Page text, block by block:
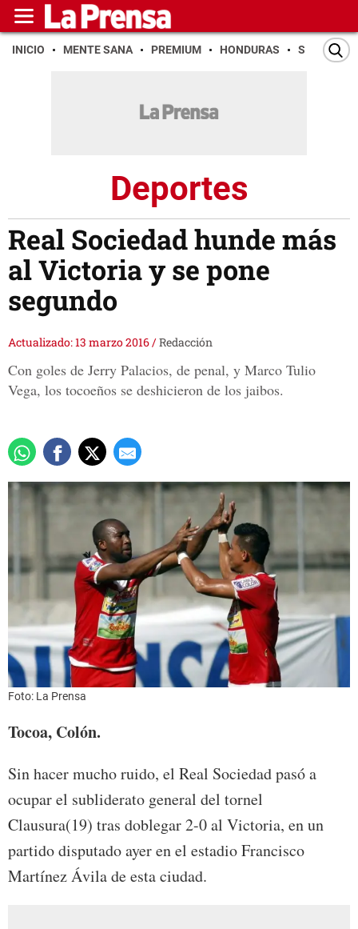
INICIO MENTE SANA PREMIUM HONDURAS SAN PEDRO
Deportes
Real Sociedad hunde más
al Victoria y se pone
segundo
Actualizado: 13 marzo 2016/Redacción
Con goles de Jerry Palacios, de penal, y Marco Tulio
Vega, los tocoeños se deshicieron de los jaibos.
Foto: La Prensa
Tocoa, Colón.
Sin hacer mucho ruido, el Real Sociedad pasó a
ocupar el subliderato general del tornel
Clausura(19) tras doblegar 2-0 al Victoria, en un
partido disputado ayer en el estadio Francisco
Martínez Ávila de esta ciudad.